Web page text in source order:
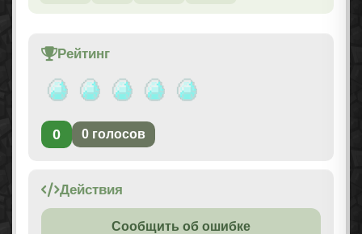
Рейтинг
0 0 голосов
Действия
Сообщить об ошибке